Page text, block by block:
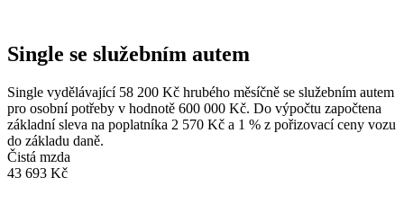
Single se služebním autem
Single vydělávající 58 200 Kč hrubého měsíčně se služebním autem
pro osobní potřeby v hodnotě 600 000 Kč. Do výpočtu započtena
základní sleva na poplatníka 2 570 Kč a 1 % z pořizovací ceny vozu
do základu daně.
Čistá mzda
43 693 Kč